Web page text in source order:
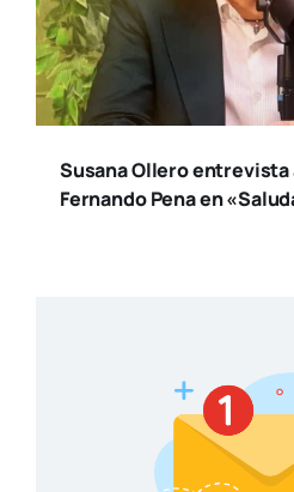
Susana Ollero
Fernando Pena en